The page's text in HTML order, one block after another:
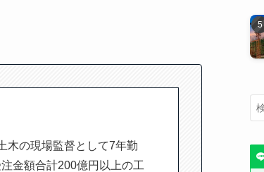
木の現場監督として7年勤
金額合計200億円以上の工